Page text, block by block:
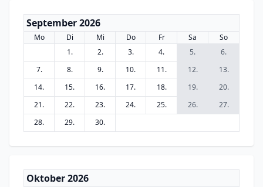
September 2026
Mo Di Mi Do Fr Sa
So
1.
2. 3. 4. 5.
6.
7.
8. 9. 10. 11. 12.
13.
14.
15. 16. 17. 18. 19.
20.
21.
22. 23. 24. 25. 26.
27.
28.
29. 30.
Oktober 2026